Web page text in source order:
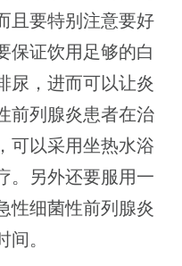
且要特别注意要好
保证饮用足够的白
尿，进而可以让炎
前列腺炎患者在治
可以采用坐热水浴
。另外还要服用一
性细菌性前列腺炎
。